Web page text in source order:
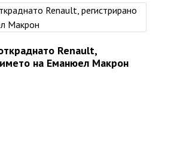
Renault,
на Еманюел Макрон